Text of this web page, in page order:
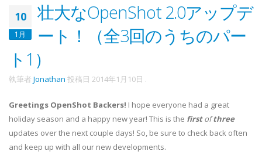
10
1月
壮大なOpenShot 2.0アップデ
ート！（全3回のうちのパー
ト1）
執筆者 Jonathan 投稿日 2014年1月10日 .
Greetings OpenShot Backers! I hope everyone had a great
holiday season and a happy new year! This is the firstofthree
updates over the next couple days! So, be sure to check back often
and keep up with all our new developments.